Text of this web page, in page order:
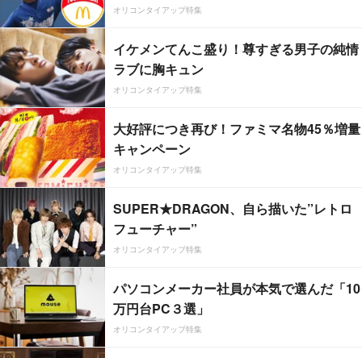
オリコンタイアップ特集
イケメンてんこ盛り！尊すぎる男子の純情
ラブに胸キュン
オリコンタイアップ特集
大好評につき再び！ファミマ名物45％増量
キャンペーン
オリコンタイアップ特集
SUPER★DRAGON、自ら描いた”レトロ
フューチャー”
オリコンタイアップ特集
パソコンメーカー社員が本気で選んだ「10
万円台PC３選」
オリコンタイアップ特集